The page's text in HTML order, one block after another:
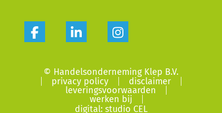
© Handelsonderneming Klep B.V.
privacy policy
disclaimer
leveringsvoorwaarden
werken bij
digital: studio CEL